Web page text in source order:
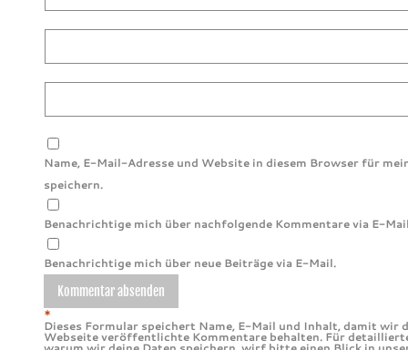
Name, E-Mail-Adresse und Website in diesem Browser für
speichern.
Benachrichtige mich über nachfolgende Kommentare via E-
Benachrichtige mich über neue Beiträge via E-Mail.
*
Dieses Formular speichert Name, E-Mail und Inhalt, damit wir
Webseite veröffentlichte Kommentare behalten. Für